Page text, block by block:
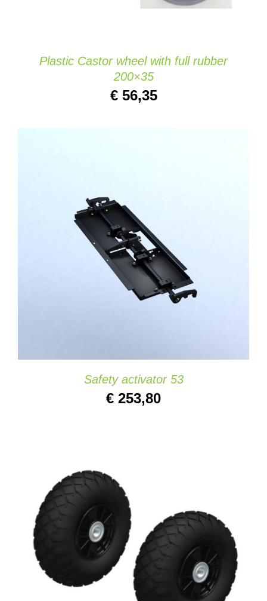
Plastic Castor wheel with full rubber
200×35
€56,35
AÑADIR AL CARRITO
Safety activator 53
€ 253,80
AÑADIR AL CARRITO
/
DETAILS